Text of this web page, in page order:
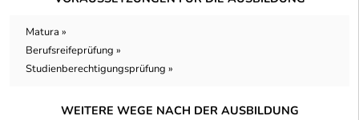
Matura »
Berufsreifeprüfung »
Studienberechtigungsprüfung »
WEITERE WEGE NACH DER AUSBILDUNG